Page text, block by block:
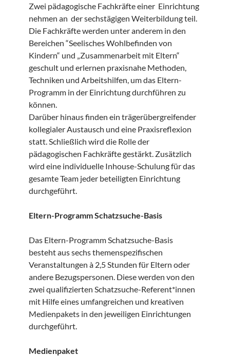
Zwei pädagogische Fachkräfte einer Einrichtung
nehmen an der sechstägigen Weiterbildung teil.
Die Fachkräfte werden unter anderem in den
Bereichen “Seelisches Wohlbefinden von
Kindern“ und „Zusammenarbeit mit Eltern“
geschult und erlernen praxisnahe Methoden,
Techniken und Arbeitshilfen, um das Eltern-
Programm in der Einrichtung durchführen zu
können.
Darüber hinaus finden ein trägerübergreifender
kollegialer Austausch und eine Praxisreflexion
statt. Schließlich wird die Rolle der
pädagogischen Fachkräfte gestärkt. Zusätzlich
wird eine individuelle Inhouse-Schulung für das
gesamte Team jeder beteiligten Einrichtung
durchgeführt.
Eltern-Programm Schatzsuche-Basis
Das Eltern-Programm Schatzsuche-Basis
besteht aus sechs themenspezifischen
Veranstaltungen à 2,5 Stunden für Eltern oder
andere Bezugspersonen. Diese werden von den
zwei qualifizierten Schatzsuche-Referent*innen
mit Hilfe eines umfangreichen und kreativen
Medienpakets in den jeweiligen Einrichtungen
durchgeführt.
Medienpaket